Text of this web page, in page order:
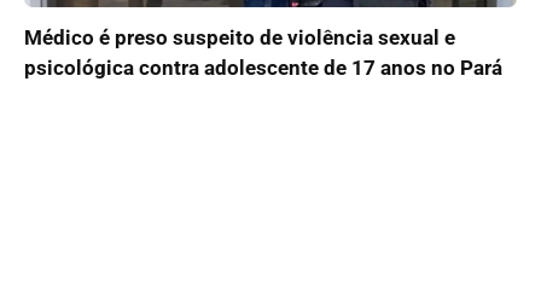
Médico é preso suspeito de violência sexual e
psicológica contra adolescente de 17 anos no Pará